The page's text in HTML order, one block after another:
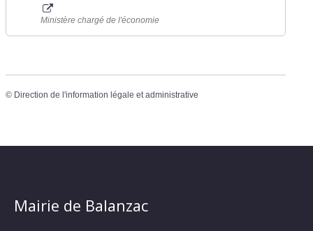
Ministère chargé de l'économie
© Direction de l'information légale et administrative
Mairie de Balanzac